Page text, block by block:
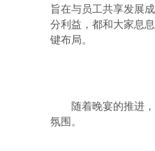
旨在与员工共享发展
分利益，都和大家息
键布局。
随着晚宴的推进，
氛围。